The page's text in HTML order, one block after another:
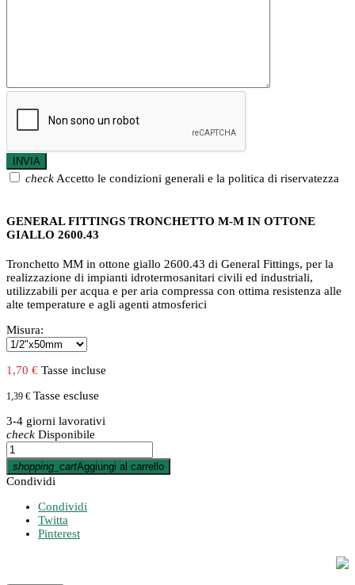
check Accetto le condizioni generali e la politica di riservatezza
GENERAL FITTINGS TRONCHETTO M-M IN OTTONE
GIALLO 2600.43
Tronchetto MM in ottone giallo 2600.43 di General Fittings, per la
realizzazione di impianti idrotermosanitari civili ed industriali,
utilizzabili per acqua e per aria compressa con ottima resistenza alle
alte temperature e agli agenti atmosferici
Misura:
1,70 € Tasse incluse
1,39 € Tasse escluse
3-4 giorni lavorativi
check Disponibile
shopping_cartAggiungi al carrello
Condividi
Condividi
Twitta
Pinterest